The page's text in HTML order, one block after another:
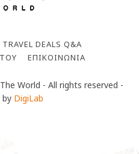
TRAVEL DEALS Q&A
ΕΠΙΚΟΙΝΩΝΊΑ
World - All rights reserved -
by DigiLab